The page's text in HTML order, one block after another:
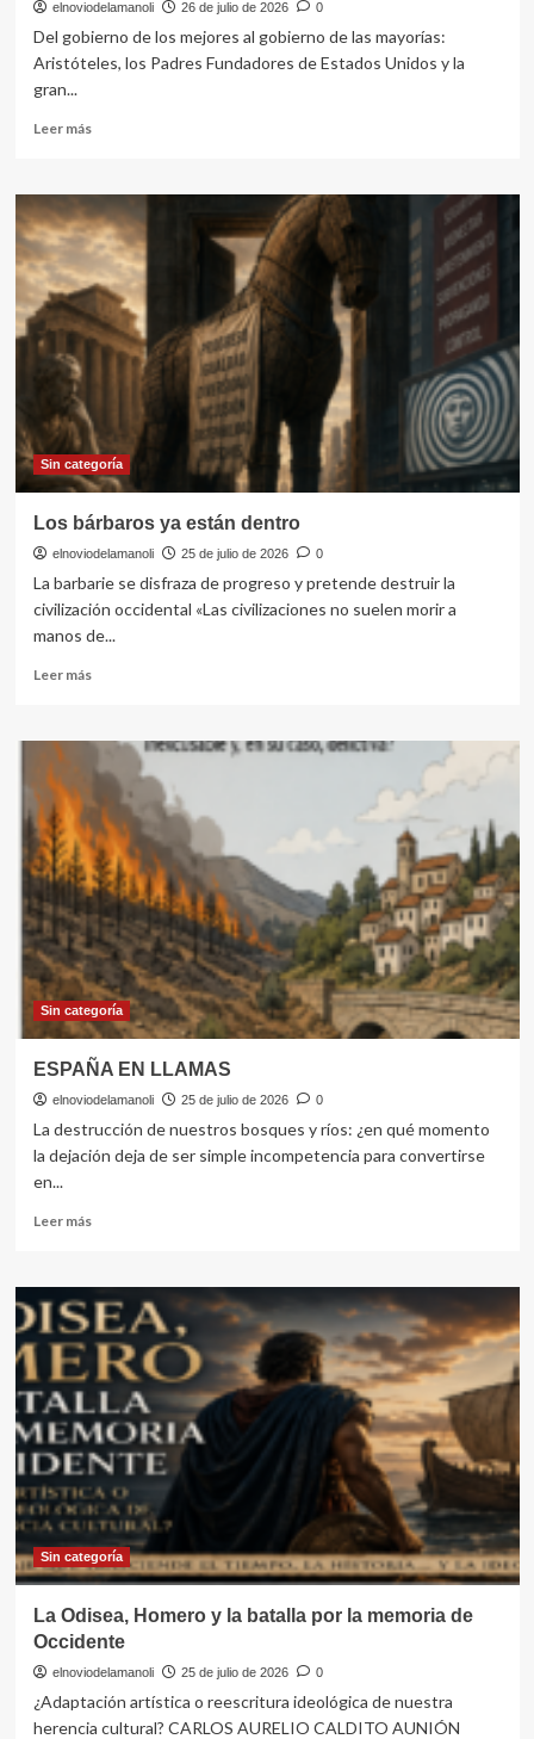
elnoviodelamanoli 26 de julio de 2026 0
Del gobierno de los mejores al gobierno de las mayorías:
Aristóteles, los Padres Fundadores de Estados Unidos y la
gran...
Leer másLeer
¿Puede
sobrevivir
una
democracia
cuando
cambia
radicalmente
la
sociedad
la
hizo
posible?
Sin categoría
Los bárbaros ya están dentro
elnoviodelamanoli 25 de julio de 2026 0
La barbarie se disfraza de progreso y pretende destruir la
civilización occidental «Las civilizaciones no suelen morir a
manos de...
Leer másLeer
Los
bárbaros
están
dentro
Sin categoría
ESPAÑA EN LLAMAS
elnoviodelamanoli 25 de julio de 2026 0
La destrucción de nuestros bosques y ríos: ¿en qué momento
la dejación deja de ser simple incompetencia para convertirse
en...
Leer másLeer
ESPAÑA
EN
LLAMAS
Sin categoría
La Odisea, Homero y la batalla por la memoria de
Occidente
elnoviodelamanoli 25 de julio de 2026 0
¿Adaptación artística o reescritura ideológica de nuestra
herencia cultural? CARLOS AURELIO CALDITO AUNIÓN